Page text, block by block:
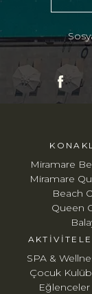
Miramare
Miramare
Beach
Queen
SPA &
Çocuk
Eğlenceler